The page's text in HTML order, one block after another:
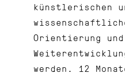
künstlerischen
Orientierung und
werden. 12